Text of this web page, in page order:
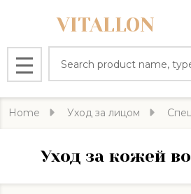
VITALLON
MENU
Home Уход за лицом
Уход за кожей